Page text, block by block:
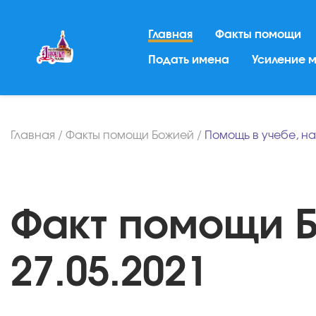
Главная Факты помощи
Подать имена Усиление
Главная / Факты помощи Божией / Помощь в учебе,
Факт помощи
27.05.2021